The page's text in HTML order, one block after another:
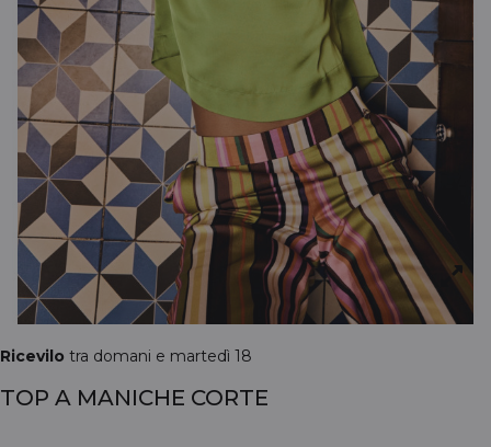
Ricevilo tra domani e martedì 18
TOP A MANICHE CORTE